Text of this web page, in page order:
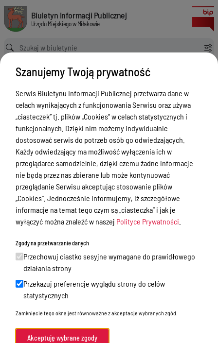
Uzyskanie, wymiana dowodu osobistego
Biuletyn Informacji Publicznej Urzędu Miejskiego w Miłakowie
Biuletyn Informacji Publicznej
Urzędu Miejskiego w Miłakowie
Ścieżka powrotu
Strona główna
Ewidencja ludności, dowody osobiste, działalność gospodarcza
Ewidencja ludności - Sprawy
Uzyskanie, wymiana dowodu osobistego
Ewidencja ludności - Sprawy
Menu Przedmiotowe
Urząd Miejski w Miłakowie
Gmina Miłakowo
Majątek i finanse
Zamówienia publiczne
Urząd Stanu Cywilnego
Ewidencja ludności, dowody osobiste,
działalność gospodarcza
Przetargi
Ogłoszenia
Dyżury Aptek w Powiecie Ostródzkim
Szanujemy Twoją prywatność
Serwis Biuletynu Informacji Publicznej przetwarza dane w
celach wynikających z funkcjonowania Serwisu oraz używa
„ciasteczek” tj. plików „Cookies” w celach statystycznych i
funkcjonalnych. Dzięki nim możemy indywidualnie
dostosować serwis do potrzeb osób go odwiedzających.
Każdy odwiedzający ma możliwość wyłączenia ich w
przeglądarce samodzielnie, dzięki czemu żadne informacje
nie będą przez nas zbierane lub może kontynuować
przeglądanie Serwisu akceptując stosowanie plików
„Cookies”. Jednocześnie informujemy, iż szczegółowe
informacje na temat tego czym są „ciasteczka” i jak je
wyłączyć można znaleźć w naszej Polityce Prywatności
Zgody na przetwarzanie danych
Przechowuj ciastko sesyjne wymagane do prawidłowego
działania strony
Przekazuj preferencje wyglądu strony do celów
statystycznych
Zamknięcie tego okna jest równoważne z akceptację wybranych zgód.
Akceptuję wybrane zgody